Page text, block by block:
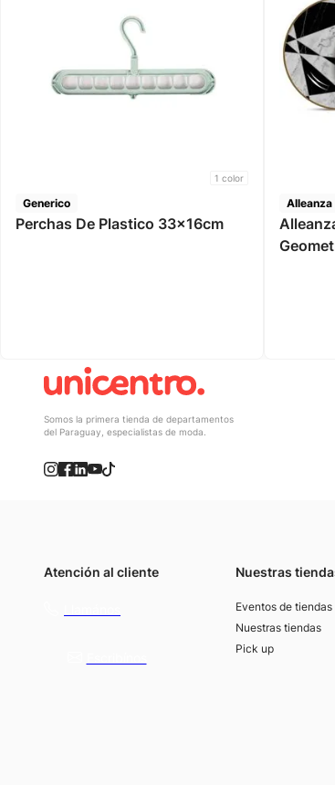
1 color
Generico
Perchas De Plastico 33x16cm
Alleanza
Somos la primera tienda de departamentos
del Paraguay, especialistas de moda.
Atención al cliente
Nuestras
Eventos de tiendas
Nuestras tiendas
Pick up